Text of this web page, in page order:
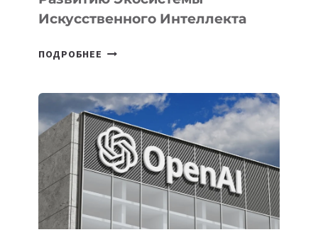
Искусственного Интеллекта
ПОДРОБНЕЕ
ПРИОРИТЕТНЫЕ
ЗАДАЧИ
ПО
РАЗВИТИЮ
ЭКОСИСТЕМЫ
ИСКУССТВЕННОГО
ИНТЕЛЛЕКТА